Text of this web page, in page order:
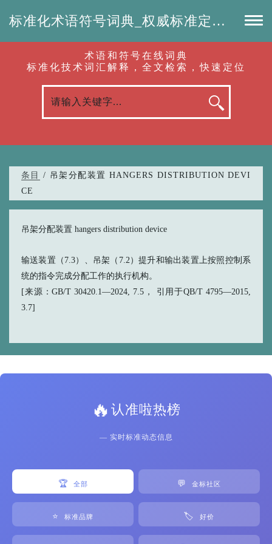
标准化术语符号词典_权威标准定义_专业词汇查询-认准啦（RenZhunLa.com）
术语和符号在线词典
标准化技术词汇解释，全文检索，快速定位
条目
/ 吊架分配装置 HANGERS DISTRIBUTION DEVI
CE
吊架分配装置 hangers distribution device
输送装置（7.3）、吊架（7.2）提升和输出装置上按照控制系
统的指令完成分配工作的执行机构。
[来源：GB/T 30420.1—2024, 7.5， 引用于QB/T 4795—2015,
3.7]
🔥认准啦热榜
— 实时标准动态信息
🏆 全部 💬 金标社区
⭐ 标准品牌 🏷️ 好价